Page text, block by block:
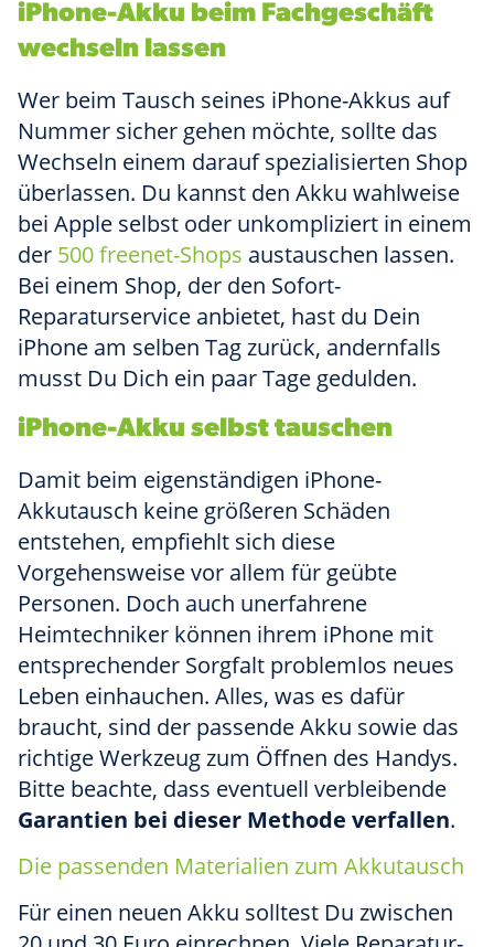
iPhone-Akku beim Fachgeschäft
wechseln lassen
Wer beim Tausch seines iPhone-Akkus auf
Nummer sicher gehen möchte, sollte das
Wechseln einem darauf spezialisierten Shop
überlassen. Du kannst den Akku wahlweise
bei Apple selbst oder unkompliziert in einem
der 500 freenet-Shops austauschen lassen.
Bei einem Shop, der den Sofort-
Reparaturservice anbietet, hast du Dein
iPhone am selben Tag zurück, andernfalls
musst Du Dich ein paar Tage gedulden.
iPhone-Akku selbst tauschen
Damit beim eigenständigen iPhone-
Akkutausch keine größeren Schäden
entstehen, empfiehlt sich diese
Vorgehensweise vor allem für geübte
Personen. Doch auch unerfahrene
Heimtechniker können ihrem iPhone mit
entsprechender Sorgfalt problemlos neues
Leben einhauchen. Alles, was es dafür
braucht, sind der passende Akku sowie das
richtige Werkzeug zum Öffnen des Handys.
Bitte beachte, dass eventuell verbleibende
Garantien bei dieser Methode verfallen.
Die passenden Materialien zum Akkutausch
Für einen neuen Akku solltest Du zwischen